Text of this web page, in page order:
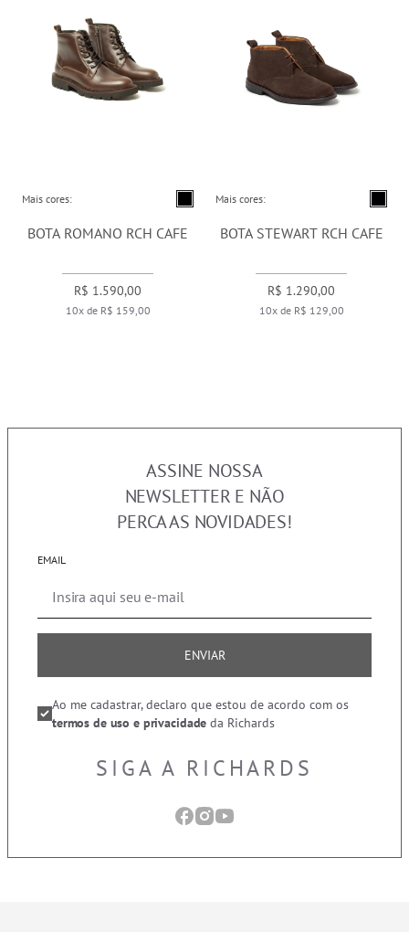
Mais cores:
BOTA ROMANO RCH CAFE
R$ 1.590,00
10x de R$ 159,00
Mais cores:
BOTA STEWART RCH CAFE
R$ 1.290,00
10x de R$ 129,00
ASSINE NOSSA
NEWSLETTER E NÃO
PERCA AS NOVIDADES!
EMAIL
ENVIAR
Ao me cadastrar, declaro que estou de acordo com os
termos de uso e privacidade da Richards
SIGA A RICHARDS